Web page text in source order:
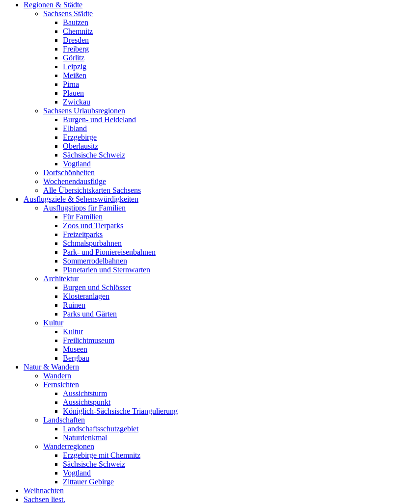
Regionen & Städte
Sachsens Städte
Bautzen
Chemnitz
Dresden
Freiberg
Görlitz
Leipzig
Meißen
Pirna
Plauen
Zwickau
Sachsens Urlaubsregionen
Burgen- und Heideland
Elbland
Erzgebirge
Oberlausitz
Sächsische Schweiz
Vogtland
Dorfschönheiten
Wochenendausflüge
Alle Übersichtskarten Sachsens
Ausflugsziele & Sehenswürdigkeiten
Ausflugstipps für Familien
Für Familien
Zoos und Tierparks
Freizeitparks
Schmalspurbahnen
Park- und Pioniereisenbahnen
Sommerrodelbahnen
Planetarien und Sternwarten
Architektur
Burgen und Schlösser
Klosteranlagen
Ruinen
Parks und Gärten
Kultur
Kultur
Freilichtmuseum
Museen
Bergbau
Natur & Wandern
Wandern
Fernsichten
Aussichtsturm
Aussichtspunkt
Königlich-Sächsische Triangulierung
Landschaften
Landschaftsschutzgebiet
Naturdenkmal
Wanderregionen
Erzgebirge mit Chemnitz
Sächsische Schweiz
Vogtland
Zittauer Gebirge
Weihnachten
Sachsen liest.